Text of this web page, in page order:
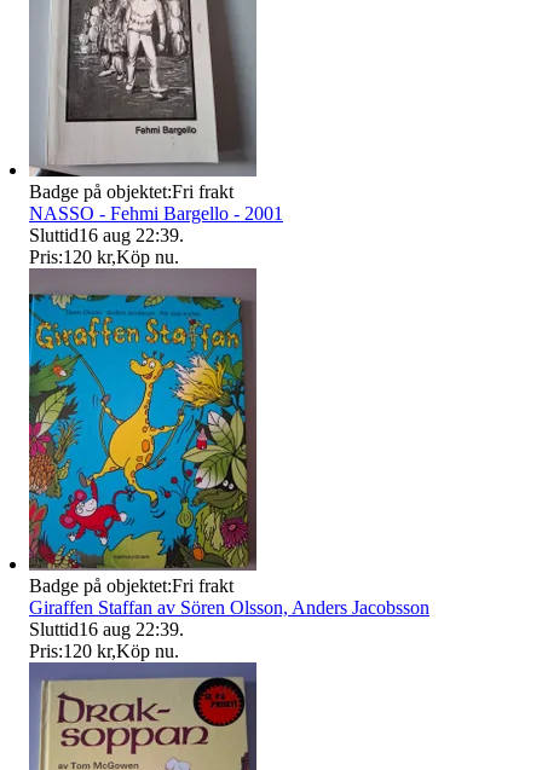
Badge på objektet:Fri frakt
NASSO - Fehmi Bargello - 2001
Sluttid16 aug 22:39.
Pris:120 kr,Köp nu.
Badge på objektet:Fri frakt
Giraffen Staffan av Sören Olsson, Anders Jacobsson
Sluttid16 aug 22:39.
Pris:120 kr,Köp nu.